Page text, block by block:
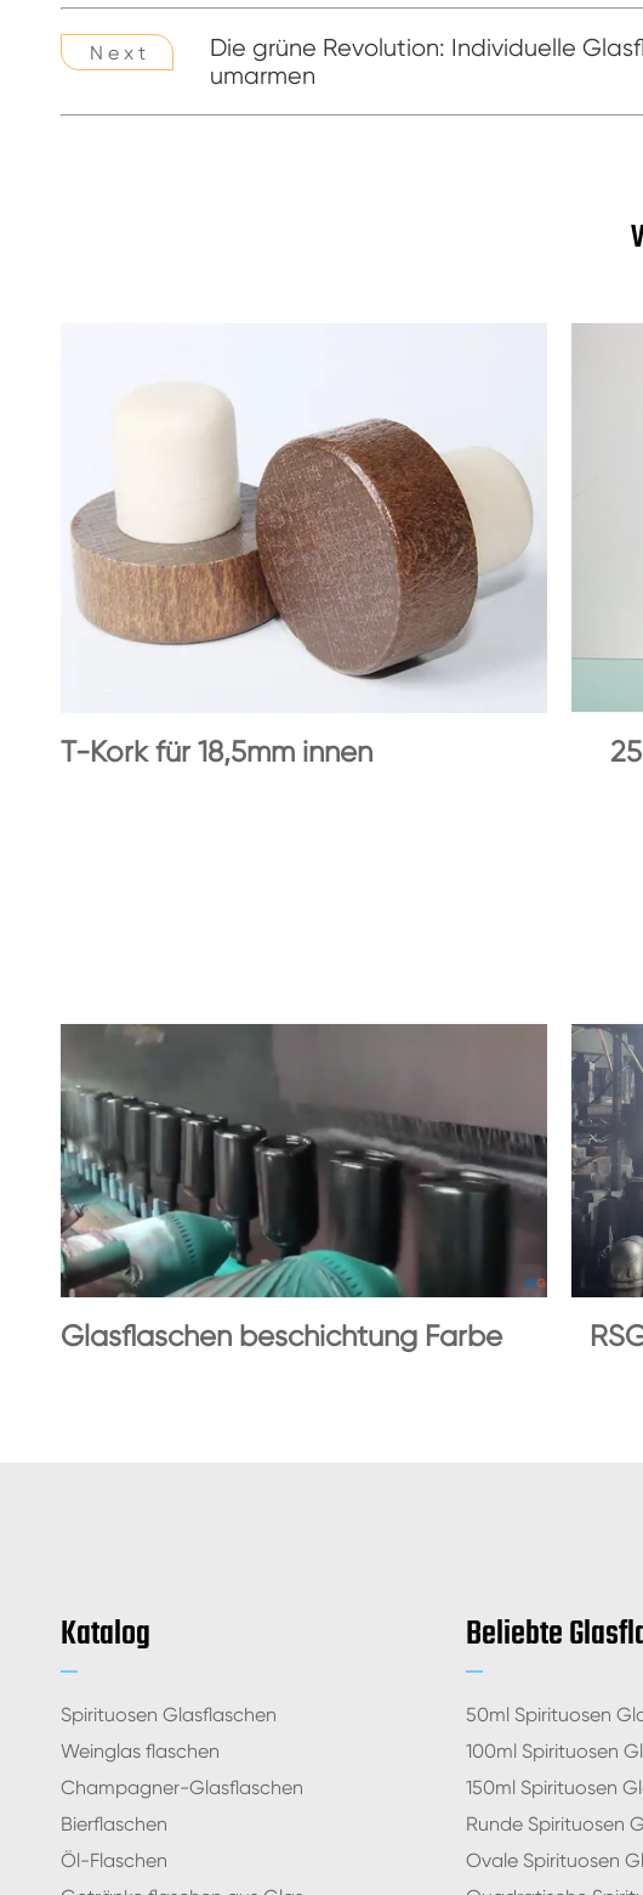
N e x t
Die grüne Revolution: Individuelle
umarmen
T-Kork für 18,5mm innen
Glasflaschen beschichtung Farbe
Katalog
Spirituosen Glasflaschen
Weinglas flaschen
Champagner-Glasflaschen
Bierflaschen
Öl-Flaschen
Beliebte
50ml Spirituosen
100ml Spirituosen
150ml Spirituosen
Runde Spirituosen
Ovale Spirituosen